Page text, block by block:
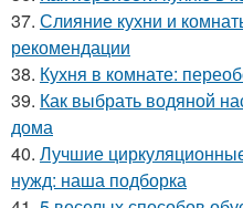
37. Слияние кухни и
рекомендации
38. Кухня в комнате:
39. Как выбрать водяной
дома
40. Лучшие
нужд: наша подборка